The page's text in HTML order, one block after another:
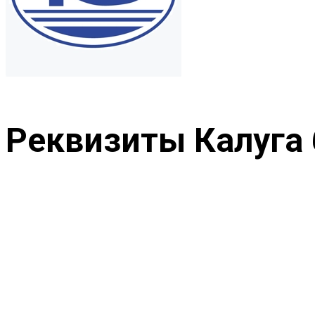
Реквизиты Калуга